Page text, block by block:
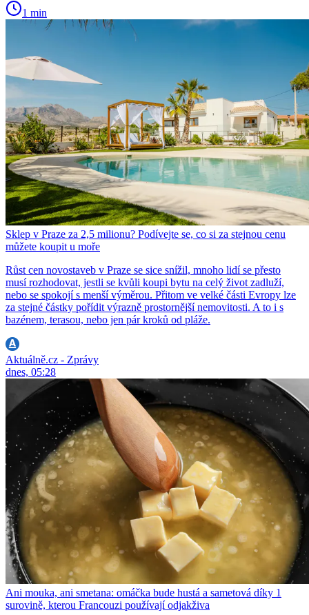
1 min
Sklep v Praze za 2,5 milionu? Podívejte se, co si za stejnou cenu
můžete koupit u moře
Růst cen novostaveb v Praze se sice snížil, mnoho lidí se přesto
musí rozhodovat, jestli se kvůli koupi bytu na celý život zadluží,
nebo se spokojí s menší výměrou. Přitom ve velké části Evropy lze
za stejné částky pořídit výrazně prostornější nemovitosti. A to i s
bazénem, terasou, nebo jen pár kroků od pláže.
Aktuálně.cz - Zprávy
dnes, 05:28
Ani mouka, ani smetana: omáčka bude hustá a sametová díky 1
surovině, kterou Francouzi používají odjakživa